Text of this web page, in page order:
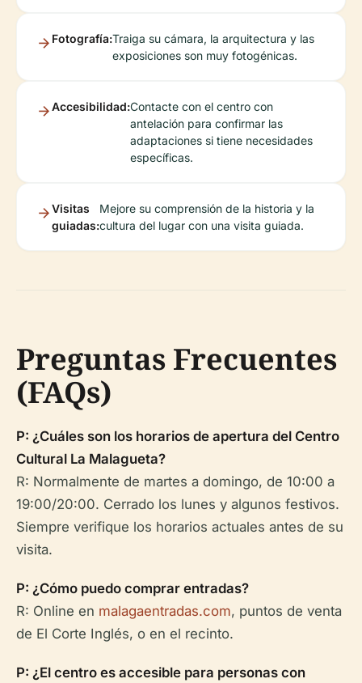
Fotografía:Traiga su cámara, la arquitectura y las
exposiciones son muy fotogénicas.
Accesibilidad:Contacte con el centro con
antelación para confirmar las
adaptaciones si tiene necesidades
específicas.
Visitas
guiadas:
Mejore su comprensión de la historia y la
cultura del lugar con una visita guiada.
Preguntas Frecuentes
(FAQs)
P: ¿Cuáles son los horarios de apertura del Centro
Cultural La Malagueta?
R: Normalmente de martes a domingo, de 10:00 a
19:00/20:00. Cerrado los lunes y algunos festivos.
Siempre verifique los horarios actuales antes de su
visita.
P: ¿Cómo puedo comprar entradas?
R: Online en malagaentradas.com, puntos de venta
de El Corte Inglés, o en el recinto.
P: ¿El centro es accesible para personas con